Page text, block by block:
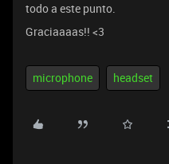
todo a este punto.
Graciaaaas!! <3
microphone headset